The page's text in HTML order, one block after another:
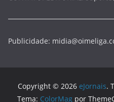
Publicidade:
Copyright © 2026 eJornais.
Tema: ColorMag por